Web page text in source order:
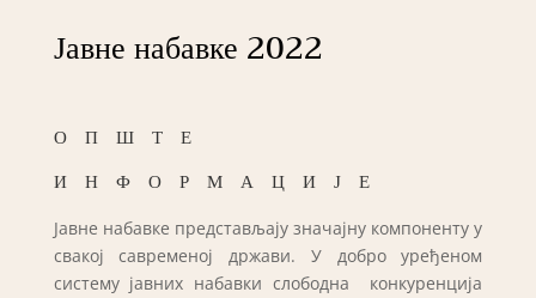
Јавне набавке 2022
ОПШТЕ
ИНФОРМАЦИЈЕ
Јавне набавке представљају значајну компоненту у
свакој савременој држави. У добро уређеном
систему јавних набавки слободна конкуренција